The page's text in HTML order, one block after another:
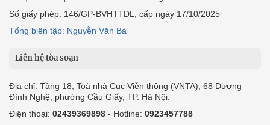
Số giấy phép: 146/GP-BVHTTDL, cấp ngày 17/10/2025
Tổng biên tập: Nguyễn Văn Bá
Liên hệ tòa soạn
Địa chỉ: Tầng 18, Toà nhà Cục Viễn thông (VNTA), 68 Dương
Đình Nghệ, phường Cầu Giấy, TP. Hà Nội.
Điện thoại: 02439369898 - Hotline: 0923457788